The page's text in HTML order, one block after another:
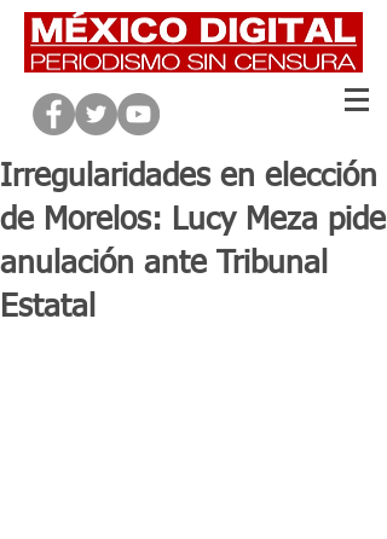
Irregularidades en elección
de Morelos: Lucy Meza pide
anulación ante Tribunal
Estatal